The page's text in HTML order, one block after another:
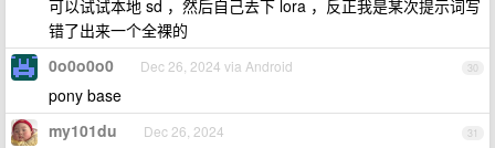
可以试试本地 sd ，然后自己去下 lora ，反正我是某次提示词写
错了出来一个全裸的
30
0o0o0o0 Dec 26, 2024 via Android
pony base
31
my101du Dec 26, 2024